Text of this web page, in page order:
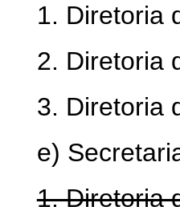
1. Diretoria
2. Diretoria
3. Diretoria
e)
1. Diretoria